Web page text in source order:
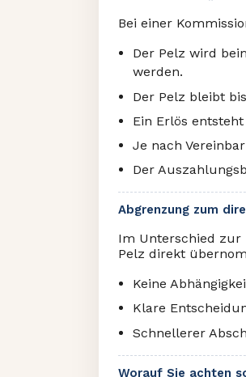
Bei einer
Der Pelz wird
werden.
Der Pelz bleibt
Ein Erlös
Je nach
Der
Abgrenzung zum
Im Unterschied zur
Pelz direkt
Keine
Klare
Schnellerer
Worauf Sie achten